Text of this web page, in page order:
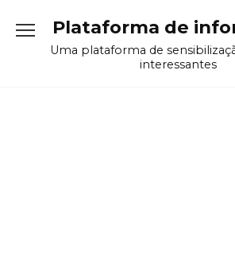
содержанию
Plataforma de
Uma plataforma de
interessantes